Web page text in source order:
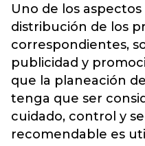
Uno de los
distribución de los
correspondientes,
publicidad y
que la planeación
tenga que ser
cuidado, control y
recomendable es